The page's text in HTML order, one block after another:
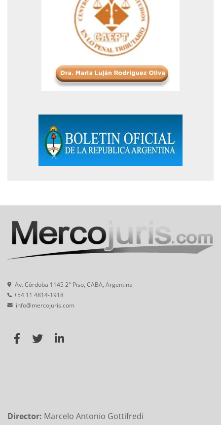
Av. Córdoba 1145 2° Piso, CABA, Argentina
+54 11 4814-1918
info@mercojuris.com
Director: Marcelo Antonio Gottifredi